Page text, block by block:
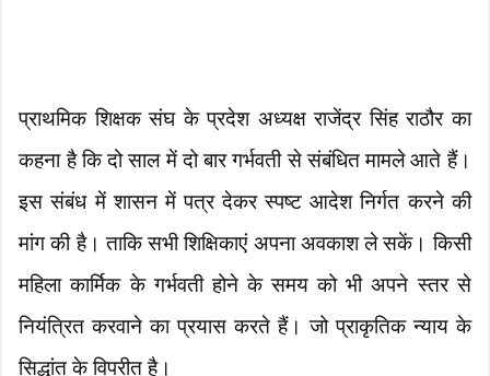
प्राथमिक शिक्षक संघ के प्रदेश अध्यक्ष राजेंद्र सिंह राठौर का
कहना है कि दो साल में दो बार गर्भवती से संबंधित मामले आते हैं।
इस संबंध में शासन में पत्र देकर स्पष्ट आदेश निर्गत करने की
मांग की है। ताकि सभी शिक्षिकाएं अपना अवकाश ले सकें। किसी
महिला कार्मिक के गर्भवती होने के समय को भी अपने स्तर से
नियंत्रित करवाने का प्रयास करते हैं। जो प्राकृतिक न्याय के
सिद्धांत के विपरीत है।